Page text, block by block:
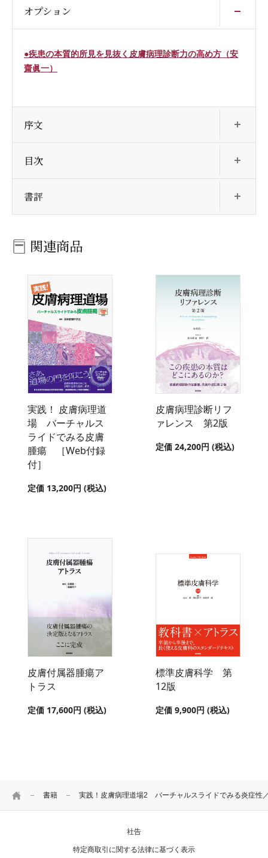
HOME 書籍 実践！皮膚病理道場2 バーチャルスライドでみる炎症性
オプション
●疾患の本質的所見を見抜く皮膚病理診断力の高め方（安
齋眞一）
序文
目次
書評
関連商品
実践！ 皮膚病理道
場 バーチャルス
ライドでみる皮膚
腫瘍 ［Web付録
付］
定価 13,200円 (税込)
皮膚病理診断リフ
ァレンス 第2版
定価 24,200円 (税込)
皮膚付属器腫瘍ア
トラス
定価 17,600円 (税込)
標準皮膚科学 第
12版
定価 9,900円 (税込)
社告
特定商取引に関する法律に基づく表示